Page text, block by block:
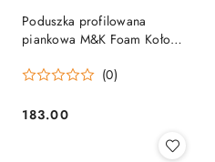
Poduszka profilowana
piankowa M&K Foam Koło
(0)
Cena:
183.00